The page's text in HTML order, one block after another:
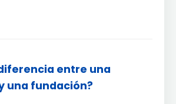
entre una
una fundación?